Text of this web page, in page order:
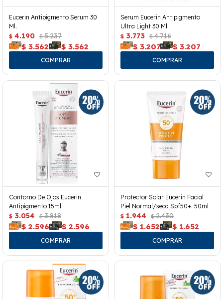
Eucerin Antipigmento Serum 30
Ml.
$ 4.190 $ 5.237
$ 3.562 $ 3.562
Serum Eucerin Antipigmento
Ultra Light 30 Ml.
$ 3.773 $ 4.716
$ 3.207 $ 3.207
Contorno De Ojos Eucerin
Antipigmento 15ml.
$ 3.054 $ 3.818
$ 2.596 $ 2.596
Protector Solar Eucerin Facial
Piel Normal/seca Spf50+. 50ml
$ 1.944 $ 2.430
$ 1.652 $ 1.652